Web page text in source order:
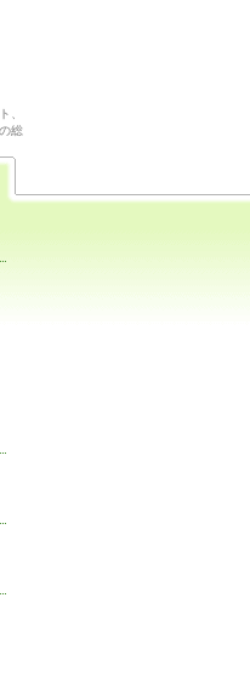
、
総